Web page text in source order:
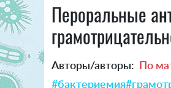
Пероральные
Авторы/авторы: По
#бактериемия